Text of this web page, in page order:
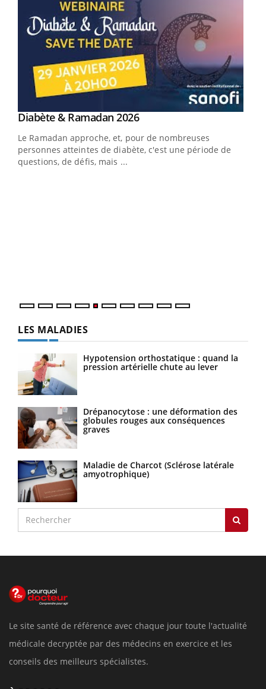
Youtube
Diabète & Ramadan 2026Youtube
Le Ramadan approche, et, pour de nombreuses
personnes atteintes de diabète, c'est une période de
questions, de défis, mais ...
LES MALADIES
Hypotension orthostatique : quand la
pression artérielle chute au lever
Drépanocytose : une déformation des
globules rouges aux conséquences
graves
Maladie de Charcot (Sclérose latérale
amyotrophique)
Le site santé de référence avec chaque jour toute l'actualité
médicale decryptée par des médecins en exercice et les
conseils des meilleurs spécialistes.